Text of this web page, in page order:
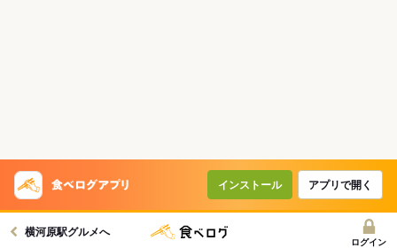
インストール アプリで開く
横河原駅グルメへ
ログイン